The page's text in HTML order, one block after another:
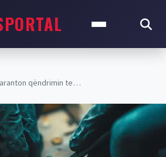
qëndrimin te…